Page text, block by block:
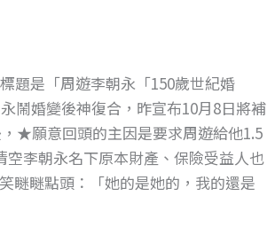
題是「周遊李朝永「150歲世紀婚
鬧婚變後神復合，昨宣布10月8日將補
★願意回頭的主因是要求周遊給他1.5
李朝永名下原本財產、保險受益人也
瞇瞇點頭：「她的是她的，我的還是